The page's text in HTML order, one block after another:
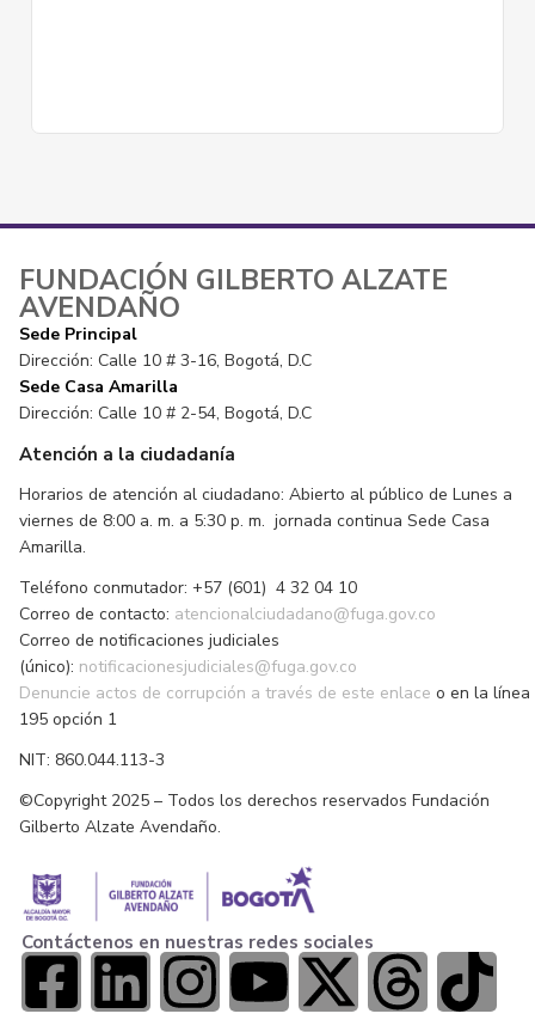
FUNDACIÓN GILBERTO ALZATE
AVENDAÑO
Sede Principal
Dirección: Calle 10 # 3-16, Bogotá, D.C
Sede Casa Amarilla
Dirección: Calle 10 # 2-54, Bogotá, D.C
Atención a la ciudadanía
Horarios de atención al ciudadano: Abierto al público de Lunes a
viernes de 8:00 a. m. a 5:30 p. m. jornada continua Sede Casa
Amarilla.
Teléfono conmutador: +57 (601) 4 32 04 10
Correo de contacto: atencionalciudadano@fuga.gov.co
Correo de notificaciones judiciales
(único): notificacionesjudiciales@fuga.gov.co
Denuncie actos de corrupción a través de este enlace o en la línea
195 opción 1
NIT: 860.044.113-3
©Copyright 2025 – Todos los derechos reservados Fundación
Gilberto Alzate Avendaño.
Contáctenos en nuestras redes sociales